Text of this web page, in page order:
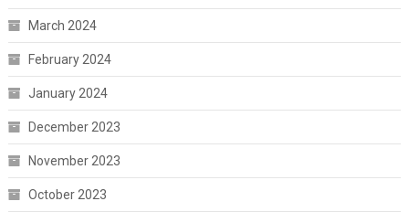
March 2024
February 2024
January 2024
December 2023
November 2023
October 2023